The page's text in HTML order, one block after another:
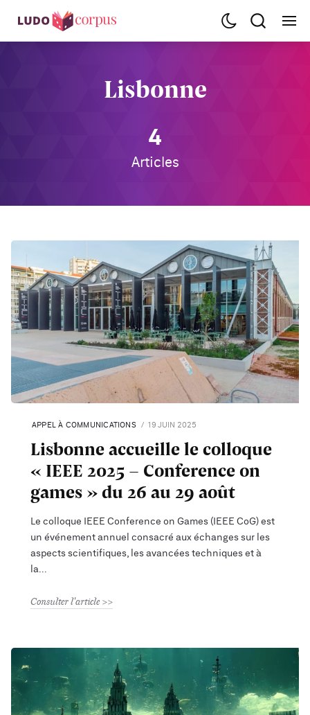
Lisbonne
4
Articles
APPEL À COMMUNICATIONS 19 JUIN 2025
Lisbonne accueille le colloque
« IEEE 2025 – Conference on
games » du 26 au 29 août
Le colloque IEEE Conference on Games (IEEE CoG) est
un événement annuel consacré aux échanges sur les
aspects scientifiques, les avancées techniques et à
la
Consulter l'article